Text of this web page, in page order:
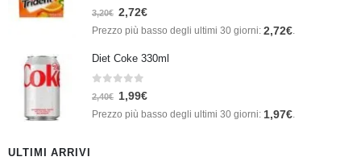
Su 5
3,20€ 2,72€
Prezzo più basso degli ultimi 30 giorni: 2,72€.
Diet Coke 330ml
Su 5
2,40€ 1,99€
Prezzo più basso degli ultimi 30 giorni: 1,97€.
ULTIMI ARRIVI